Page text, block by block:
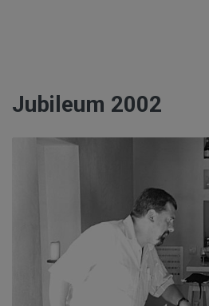
Jubileum 2002